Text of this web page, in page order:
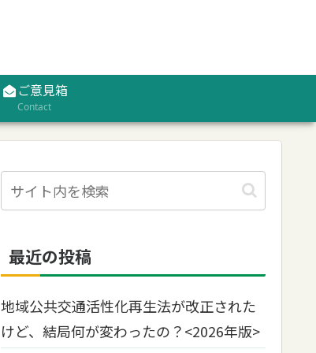
ご意見箱
Contact
最近の投稿
地域公共交通活性化再生法が改正された
けど、結局何が変わったの？<2026年版>